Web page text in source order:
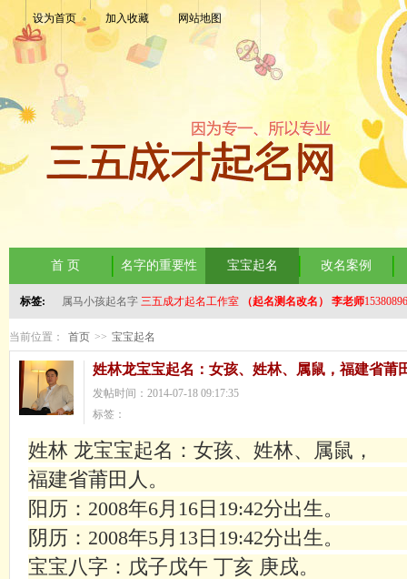
设为首页 加入收藏 网站地图
首 页 名字的重要性 宝宝起名 改名案例
标签: 属马小孩起名字 三五成才起名工作室 （起名测名改名） 李老师
当前位置： 首页 >> 宝宝起名
姓林龙宝宝起名：女孩、姓林、属鼠，福建省莆
发帖时间：2014-07-18 09:17:35
标签：
姓林 龙宝宝起名：女孩、姓林、属鼠，
福建省莆田人。
阳历： 2008年6月 16日 19:42分出生。
阴历： 2008年5 月 13日 19:42分出生。
宝宝八字：戊子戊午 丁亥 庚戌。